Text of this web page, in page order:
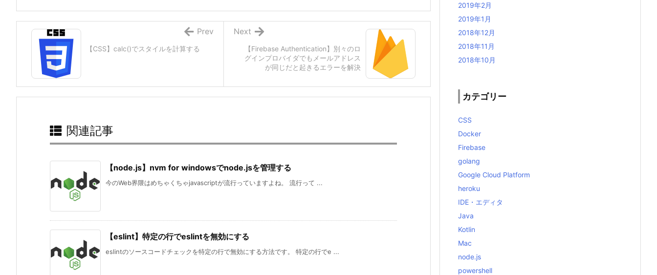
【Firebase Authentication】別々のロ
グインプロバイダでもメールアドレス
が同じだと起きるエラーを解決
Next
【CSS】calc()でスタイルを計算する
Prev
関連記事
【node.js】nvm for windowsでnode.jsを管理する
今のWeb界隈はめちゃくちゃjavascriptが流行っていますよね。 流行って ...
【eslint】特定の行でeslintを無効にする
eslintのソースコードチェックを特定の行で無効にする方法です。 特定の行でe ...
2019年2月
2019年1月
2018年12月
2018年11月
2018年10月
カテゴリー
CSS
Docker
Firebase
golang
Google Cloud Platform
heroku
IDE・エディタ
Java
Kotlin
Mac
node.js
powershell